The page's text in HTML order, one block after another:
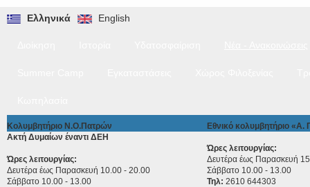
Ελληνικά English
Κολυμβητήριο Ν.Ο.Πατρών
Ακτή Δυμαίων έναντι ΔΕΗ
Ώρες λειτουργίας:
Δευτέρα έως Παρασκευή 10.00 - 20.00
Σάββατο 10.00 - 13.00
Εθνικό κολυμβητήριο «Α.
Ώρες λειτουργίας:
Δευτέρα έως Παρασκευή
Σάββατο 10.00 - 13.00
Τηλ: 2610 644303